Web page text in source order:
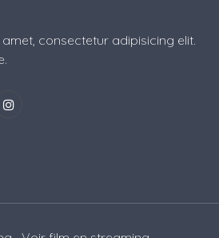
consectetur adipisicing elit.